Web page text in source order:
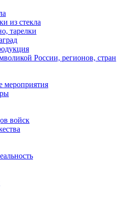
из стекла
тарелки
России, регионов, стран
мероприятия
войск